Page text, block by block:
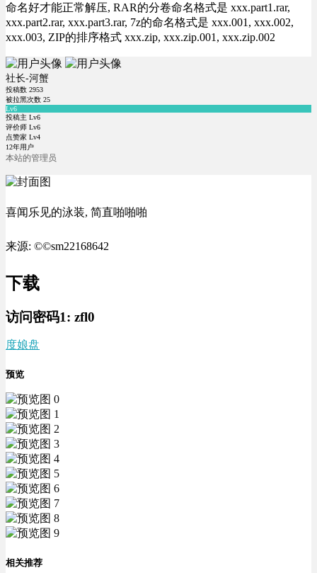
命名好才能正常解压, RAR的分卷命名格式是 xxx.part1.rar,
xxx.part2.rar, xxx.part3.rar, 7z的命名格式是 xxx.001, xxx.002,
xxx.003, ZIP的排序格式 xxx.zip, xxx.zip.001, xxx.zip.002
社长-河蟹
投稿数 2953
被拉黑次数 25
Lv6
投稿主 Lv6
评价师 Lv6
点赞家 Lv4
12年用户
本站的管理员
喜闻乐见的泳装, 简直啪啪啪
来源: ©©sm22168642
下载
访问密码1: zfl0
度娘盘
预览
相关推荐